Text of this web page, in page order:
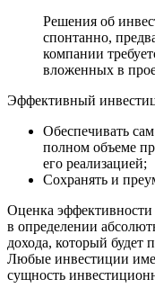
Решения об
спонтанно,
компании
вложенных в
Эффективный
Обеспечивать
полном объеме
его реализацией;
Сохранять и
Оценка
в определении
дохода, который будет
Любые инвестиции
сущность